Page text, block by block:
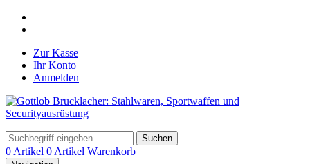
Zur Kasse
Ihr Konto
Anmelden
Suchen
0 Artikel 0 Artikel Warenkorb